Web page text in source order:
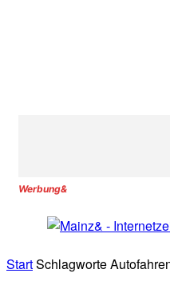
Werbung&
StartSchlagworte